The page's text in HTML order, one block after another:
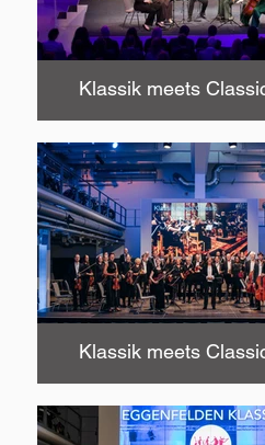
Klassik meets
Klassik meets